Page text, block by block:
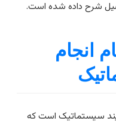
داده شده است.
سیستماتیک است که